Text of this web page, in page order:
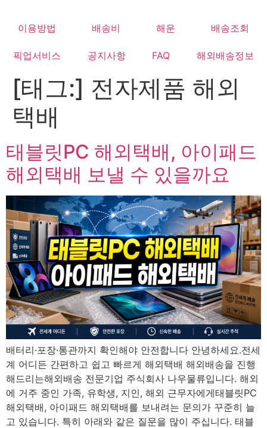
content
이용방법 배송비 해운 배송조회
픽업서비스 공지사항 FAQ 해외배송정보
[태그:] 전자제품 해외
택배
태블릿PC 해외택배, 아이패드
해외택배 보낼 수 있을까요
배터리·포장·통관까지 확인해야 안전합니다 안녕하세요.전세
계 어디든 간편하고 쉽고 빠르게 해외택배 해외배송을 진행
해드리는해외배송 전문기업 주식회사 나우물류입니다. 해외
에 거주 중인 가족, 유학생, 지인, 해외 근무자에게태블릿PC
해외택배, 아이패드 해외택배를 보내려는 문의가 꾸준히 늘
고 있습니다. 특히 아래와 같은 질문을 많이 주십니다. 태블